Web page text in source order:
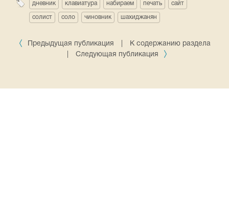
дневник клавиатура набираем печать сайт
солист соло чиновник шахиджанян
Предыдущая публикация
К содержанию раздела
Следующая публикация